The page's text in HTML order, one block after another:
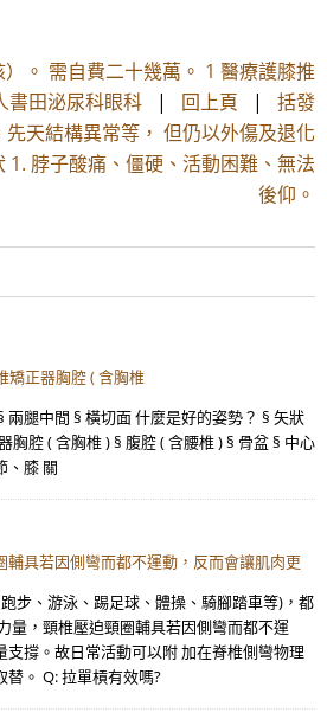
）。 需自費二十幾萬。 1 醫療護膝推
書田泌尿科眼科 | 回上頁 | 括發
天結構異常等， 但仍以外傷及退化
1. 脖子酸痛、僵硬、活動困難、無法
後仰。
矯正器胸腔 ( 含胸椎
兩腿中間 § 橫切面 什麼是好的姿勢？ § 矢狀
胸腔 ( 含胸椎 ) § 腹腔 ( 含腰椎 ) § 骨盆 § 中心
、膝 關
輔具若因側彎而都不運動，反而會讓肌肉更
步、游泳、踢足球、體操、騎腳踏車等)，都
量，頸椎壓迫頸圈輔具若因側彎而都不運
撐。故日常活動可以附 加在脊椎側彎物理
。 Q: 拉單槓有效嗎?